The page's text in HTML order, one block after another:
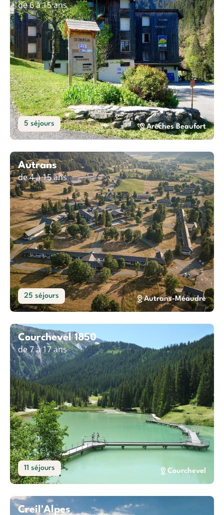
de 6 à 15 ans
5 séjours Arêches Beaufort
Autrans
de 4 à 15 ans
25 séjours Autrans-Méaudre
Courchevel 1850
de 7 à 17 ans
11 séjours Courchevel
Creil'Alpes